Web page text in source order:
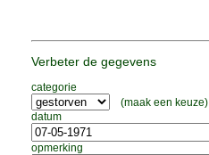
Verbeter de gegevens
categorie
(maak een keuze)
datum
opmerking